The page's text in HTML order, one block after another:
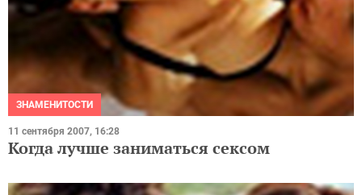
ЗНАМЕНИТОСТИ
11 сентября 2007, 16:28
Когда лучше заниматься сексом